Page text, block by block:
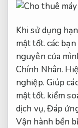
Khi sử dụng
mật tốt. các
nguyên của
Chính Nhân.
nghiệp. Giúp
mật tốt. kiểm
dịch vụ, Đáp
Vận hành bền